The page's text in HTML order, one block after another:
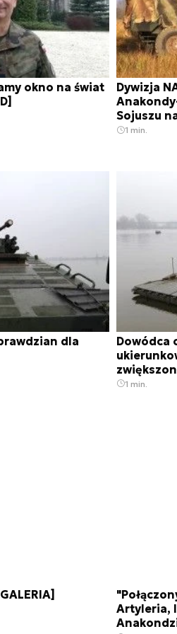
okno na świat
Dywizja
Sojuszu
1 min.
dla
Dowódca
1 min.
Artyleria,